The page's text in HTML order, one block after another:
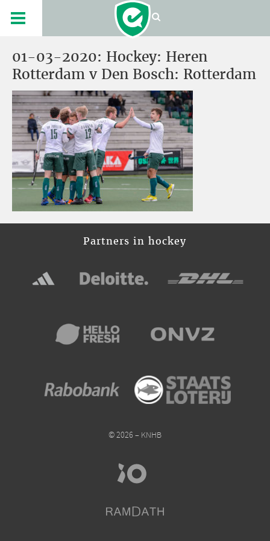
01-03-2020: Hockey: Heren
Rotterdam v Den Bosch: Rotterdam
Partners in hockey
© 2026 – KNHB